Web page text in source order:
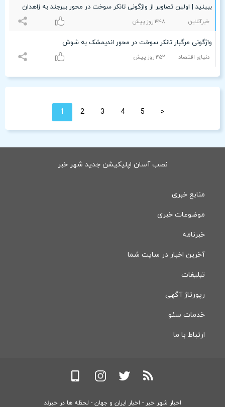
ببینید | اولین تصاویر از واژگونی تانکر سوخت در محور بیرجند به زاهدان
خبرآنلاین ۴۴۸ روز پیش
واژگونی مرگبار تانکر سوخت در محور اندیمشک به شوش
دنیای اقتصاد ۴۵۲ روز پیش
1 2 3 4 5 <
نصب آسان اپلیکیشن جدید شهر خبر
منابع خبری
موضوعات خبری
خبرنامه
آخرین اخبار در سایت شما
تبلیغات
رپورتاژ آگهی
خدمات سئو
ارتباط با ما
اخبار شهر خبر - اخبار ایران و جهان - لحظه ها در خبرند